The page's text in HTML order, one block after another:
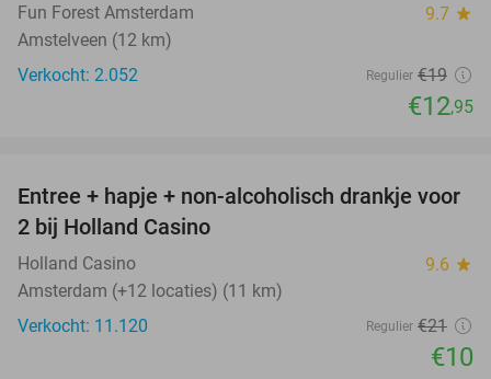
Fun Forest Amsterdam 9.7 star
Amstelveen (12 km)
Verkocht: 2.052
Regulier €19
€12,95
52%
Entree + hapje + non-alcoholisch drankje voor
2 bij Holland Casino
Holland Casino 9.6 star
Amsterdam (+12 locaties) (11 km)
Verkocht: 11.120
Regulier €21
€10